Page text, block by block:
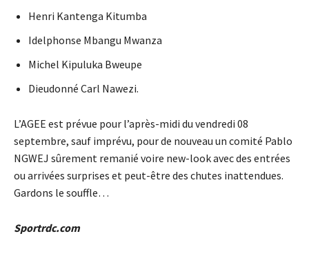
Henri Kantenga Kitumba
Idelphonse Mbangu Mwanza
Michel Kipuluka Bweupe
Dieudonné Carl Nawezi.
L’AGEE est prévue pour l’après-midi du vendredi 08
septembre, sauf imprévu, pour de nouveau un comité Pablo
NGWEJ sûrement remanié voire new-look avec des entrées
ou arrivées surprises et peut-être des chutes inattendues.
Gardons le souffle…
Sportrdc.com